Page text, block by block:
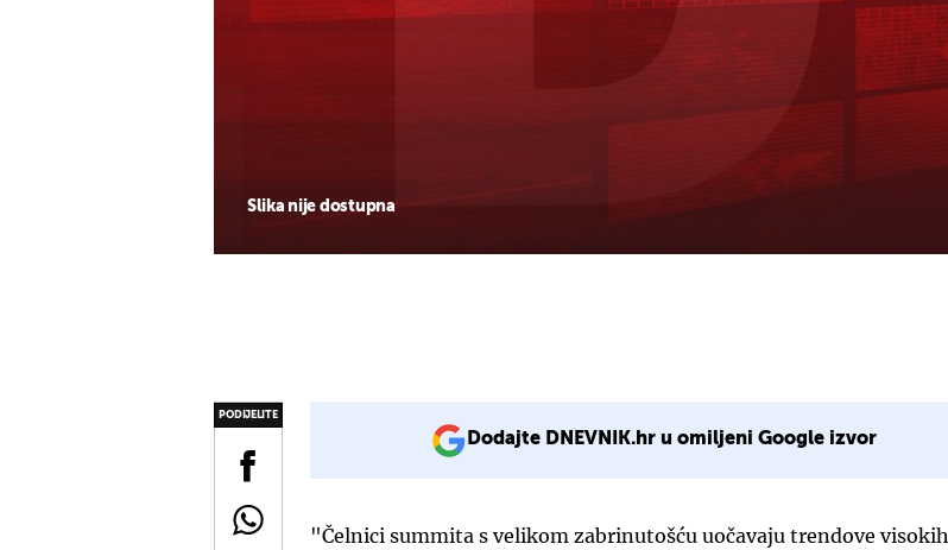
Slika nije dostupna
PODIJELITE
Dodajte DNEVNIK.hr u omiljeni Google izvor
"Čelnici summita s velikom zabrinutošću uočavaju trendove visokih